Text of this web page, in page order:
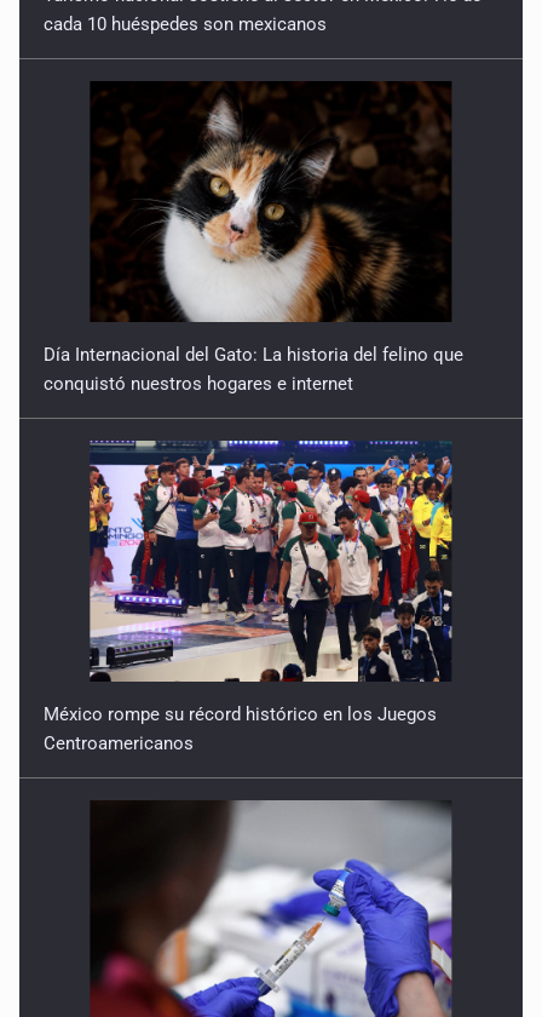
Día Internacional del Gato: La historia del felino que
conquistó nuestros hogares e internet
México rompe su récord histórico en los Juegos
Centroamericanos